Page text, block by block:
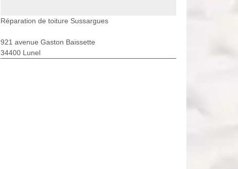
Réparation de toiture Sussargues
921 avenue Gaston Baissette
34400 Lunel